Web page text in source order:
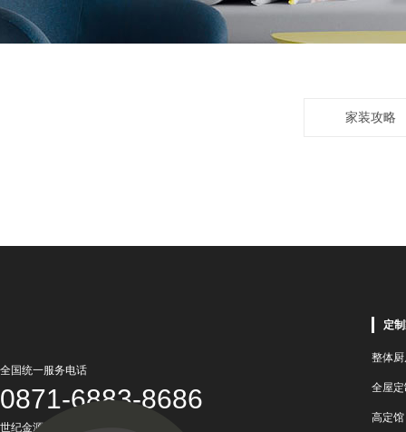
家装攻略
全国统一服务电话
0871-6883-8686
世纪金源国际商务中心一号楼5楼
定
整体
全屋
高定馆